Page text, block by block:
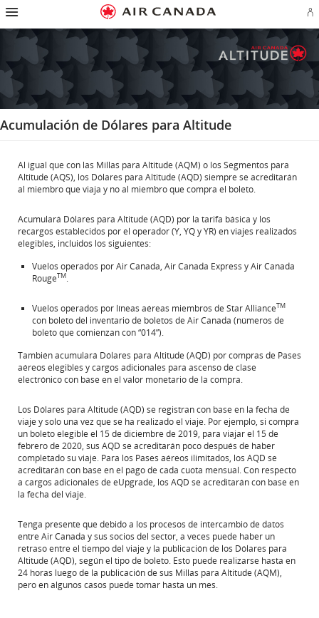
página
Omitir
pasar
pantalla
de
navegación
principal
Omitir
pasar
campo
Omitir
pasar
vínculos
del
pie
de
página
Omitir
pasar
del
sitio
Omitir
pasar
Contáctenos
de
Acumulación de Dólares para Altitude
Al igual que con las Millas para Altitude (AQM) o los Segmentos para
Altitude (AQS), los Dólares para Altitude (AQD) siempre se acreditarán
al miembro que viaja y no al miembro que compra el boleto.
Acumulará Dólares para Altitude (AQD) por la tarifa básica y los
recargos establecidos por el operador (Y, YQ y YR) en viajes realizados
elegibles, incluidos los siguientes:
Vuelos operados por Air Canada, Air Canada Express y Air Canada
RougeTM.
Vuelos operados por líneas aéreas miembros de Star AllianceTM
con boleto del inventario de boletos de Air Canada (números de
boleto que comienzan con “014”).
También acumulará Dólares para Altitude (AQD) por compras de Pases
aéreos elegibles y cargos adicionales para ascenso de clase
electrónico con base en el valor monetario de la compra.
Los Dólares para Altitude (AQD) se registran con base en la fecha de
viaje y solo una vez que se ha realizado el viaje. Por ejemplo, si compra
un boleto elegible el 15 de diciembre de 2019, para viajar el 15 de
febrero de 2020, sus AQD se acreditarán poco después de haber
completado su viaje. Para los Pases aéreos ilimitados, los AQD se
acreditarán con base en el pago de cada cuota mensual. Con respecto
a cargos adicionales de eUpgrade, los AQD se acreditarán con base en
la fecha del viaje.
Tenga presente que debido a los procesos de intercambio de datos
entre Air Canada y sus socios del sector, a veces puede haber un
retraso entre el tiempo del viaje y la publicación de los Dólares para
Altitude (AQD), según el tipo de boleto. Esto puede realizarse hasta en
24 horas luego de la publicación de sus Millas para Altitude (AQM),
pero en algunos casos puede tomar hasta un mes.